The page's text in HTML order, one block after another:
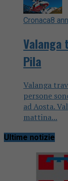
Cronaca8
Valanga
Pila
Valanga
persone
ad Aosta.
mattina...
Ultime notizie